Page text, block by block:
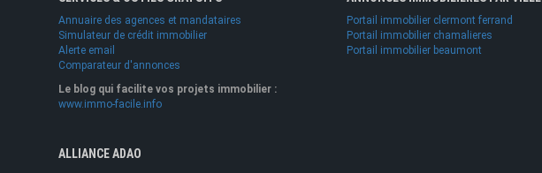
Annuaire des agences et mandataires
Simulateur de crédit immobilier
Alerte email
Comparateur d'annonces
Le blog qui facilite vos projets immobilier :
www.immo-facile.info
Portail immobilier clermont ferrand
Portail immobilier chamalieres
Portail immobilier beaumont
ALLIANCE ADAO